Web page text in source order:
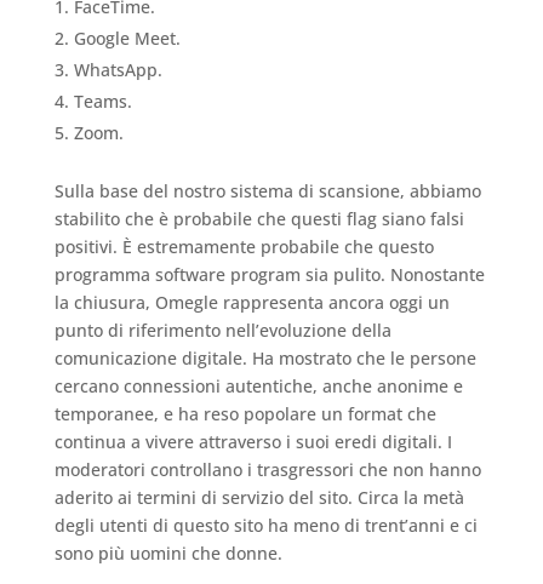
FaceTime.
Google Meet.
WhatsApp.
Teams.
Zoom.
Sulla base del nostro sistema di scansione, abbiamo
stabilito che è probabile che questi flag siano falsi
positivi. È estremamente probabile che questo
programma software program sia pulito. Nonostante
la chiusura, Omegle rappresenta ancora oggi un
punto di riferimento nell’evoluzione della
comunicazione digitale. Ha mostrato che le persone
cercano connessioni autentiche, anche anonime e
temporanee, e ha reso popolare un format che
continua a vivere attraverso i suoi eredi digitali. I
moderatori controllano i trasgressori che non hanno
aderito ai termini di servizio del sito. Circa la metà
degli utenti di questo sito ha meno di trent’anni e ci
sono più uomini che donne.